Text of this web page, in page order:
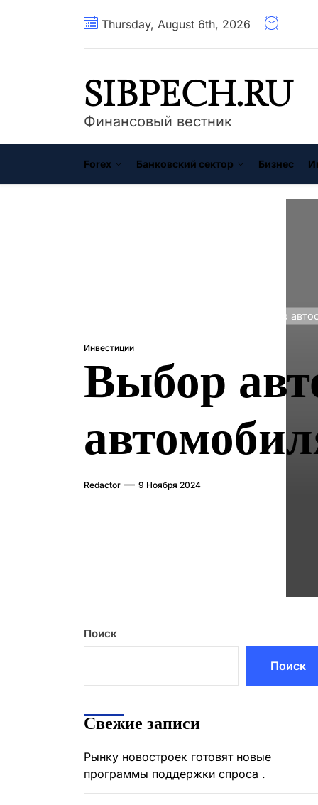
Thursday, August 6th, 2026
SIBPECH.RU
Финансовый вестник
Forex Банковский сектор Бизнес
Выбор
Инвестиции
Выбор
Redactor 9 Ноября 2024
Поиск
Поиск
Свежие записи
Рынку новостроек готовят новые
программы поддержки спроса .